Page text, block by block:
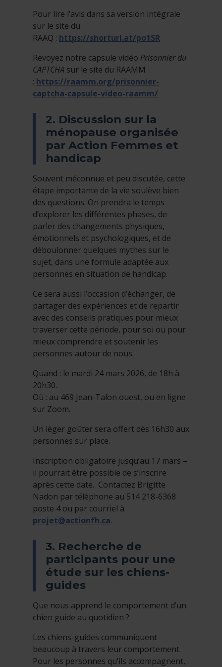
Pour lire l’avis dans sa version intégrale
sur le site du
RAAQ : https://shorturl.at/po1SR
Revoyez notre capsule vidéo Prisonnier du
CAPTCHA sur le site du RAAMM
: https://raamm.org/prisonnier-
captcha-capsule-video-raamm/
2. Discussion sur la
ménopause organisée
par Action Femmes et
handicap
Souvent méconnue et peu discutée, cette
étape importante de la vie soulève bien
des questions. On prendra le temps
d’explorer les différentes phases, de
parler des changements physiques,
émotionnels et psychologiques, et de
déboulonner quelques mythes sur le
sujet, dans une formule adaptée aux
personnes en situation de handicap.
Ce sera aussi l’occasion d’échanger, de
partager des expériences et de repartir
avec des conseils pratiques pour mieux
traverser cette période, pour soi ou pour
mieux comprendre et soutenir les
personnes autour de nous.
Quand : le mardi 24 mars 2026, de 18h à
20h30.
Où : au 469 Jean-Talon ouest, ou en ligne
sur Zoom.
Un léger goûter sera offert dès 16h30 aux
personnes sur place.
Inscription obligatoire jusqu’au 17 mars –
il pourrait être possible de s’inscrire
après cette date. Contactez Brigitte
Nadon par téléphone au 514 218-6368
poste 4 ou par courriel à
projet@actionfh.ca.
3. Recherche de
participants pour une
étude sur les chiens-
guides
Que nous apprend le comportement d’un
chien guide au quotidien ?
Les chiens-guides communiquent
beaucoup à travers leur comportement.
Pour les personnes qu’ils accompagnent,